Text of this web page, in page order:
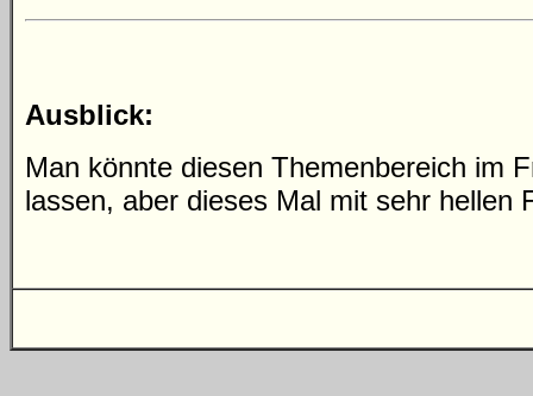
Ausblick:
Man könnte diesen Themenbereich im
lassen, aber dieses Mal mit sehr hellen